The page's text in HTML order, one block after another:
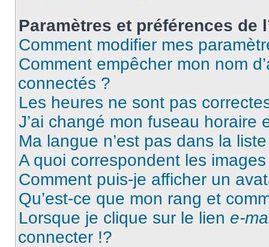
Paramètres et préférences de
Comment modifier mes
Comment empêcher mon nom
connectés ?
Les heures ne sont pas
J’ai changé mon fuseau horaire
Ma langue n’est pas dans la
A quoi correspondent les
Comment puis-je afficher un
Qu’est-ce que mon rang et
Lorsque je clique sur le lien e-
connecter !?